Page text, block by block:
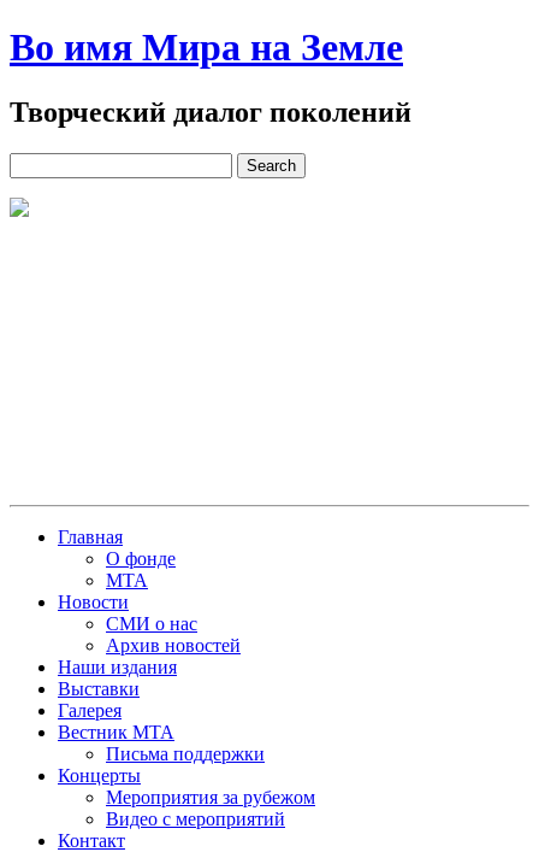
Во имя Мира на Земле
Творческий диалог поколений
Главная
О фонде
МТА
Новости
СМИ о нас
Архив новостей
Наши издания
Выставки
Галерея
Вестник МТА
Письма поддержки
Концерты
Мероприятия за рубежом
Видео с мероприятий
Контакт